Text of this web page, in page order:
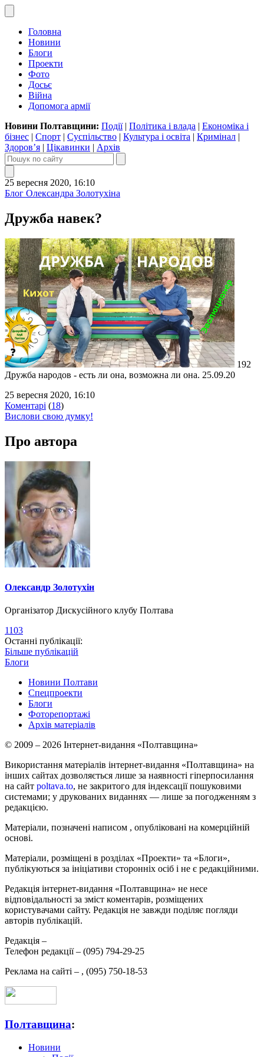
Головна
Новини
Блоги
Проекти
Фото
Досьє
Війна
Допомога армії
Новини Полтавщини: Події| Політика і влада | Економіка і
бізнес | Спорт | Суспільство | Культура і освіта | Кримінал |
Здоров’я | Цікавинки | Архів
25 вересня 2020, 16:10
Блог Олександра Золотухіна
Дружба навек?
192
Дружба народов - есть ли она, возможна ли она. 25.09.20
25 вересня 2020, 16:10
Коментарі (18)
Вислови свою думку!
Про автора
Олександр Золотухін
Організатор Дискусійного клубу Полтава
1103
Останні публікації:
Більше публікацій
Блоги
Новини Полтави
Спецпроекти
Блоги
Фоторепортажі
Архів матеріалів
© 2009 – 2026 Інтернет-видання «Полтавщина»
Використання матеріалів інтернет-видання «Полтавщина» на
інших сайтах дозволяється лише за наявності гіперпосилання
на сайт poltava.to, не закритого для індексації пошуковими
системами; у друкованих виданнях — лише за погодженням з
редакцією.
Матеріали, позначені написом , опубліковані на комерційній
основі.
Матеріали, розміщені в розділах «Проекти» та «Блоги»,
публікуються за ініціативи сторонніх осіб і не є редакційними.
Редакція інтернет-видання «Полтавщина» не несе
відповідальності за зміст коментарів, розміщених
користувачами сайту. Редакція не завжди поділяє погляди
авторів публікацій.
Редакція –
Телефон редакції – (095) 794-29-25
Реклама на сайті – , (095) 750-18-53
Полтавщина:
Новини